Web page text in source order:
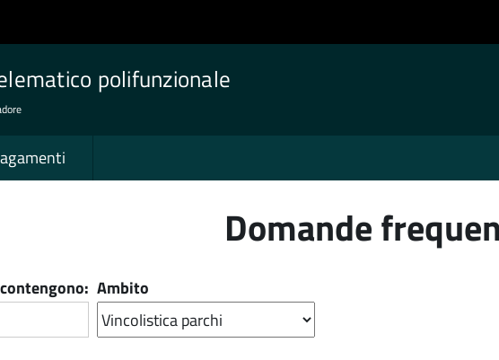
polifunzionale
Domande
Ambito